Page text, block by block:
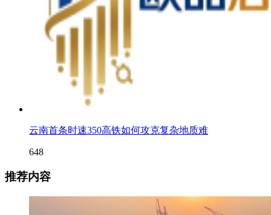
云南首条时速350高铁如何攻克复杂地质难
648
推荐内容